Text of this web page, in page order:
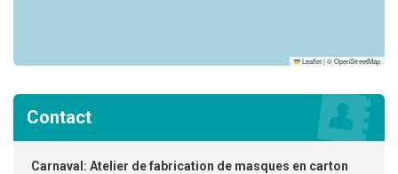
Leaflet|©OpenStreetMap
Contact
Carnaval: Atelier de fabrication de masques en carton